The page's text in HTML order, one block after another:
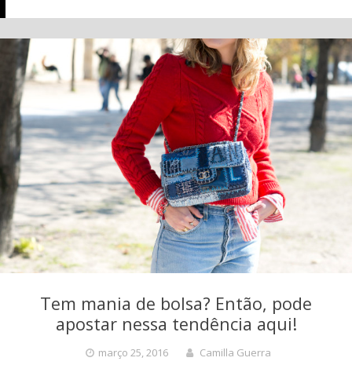
Tem mania de bolsa? Então, pode
apostar nessa tendência aqui!
março 25, 2016 Camilla Guerra